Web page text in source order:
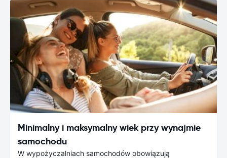
Minimalny i maksymalny wiek przy wynajmie
samochodu
W wypożyczalniach samochodów obowiązują